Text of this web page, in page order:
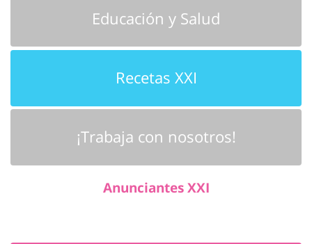
Educación y Salud
Recetas XXI
¡Trabaja con nosotros!
Anunciantes XXI